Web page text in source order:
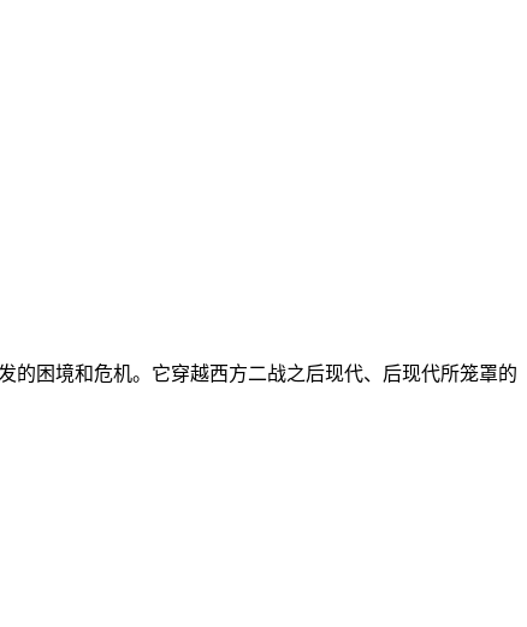
的困境和危机。它穿越西方二战之后现代、后现代所笼罩的